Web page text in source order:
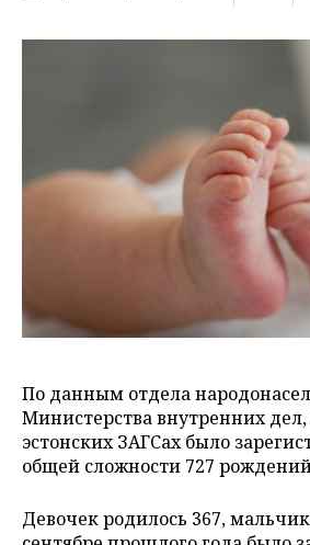
По данным отдела
Министерства внутренних дел,
эстонских ЗАГСах было
общей сложности 727
Девочек родилось 367,